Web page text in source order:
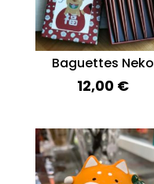
Baguettes Neko
12,00 €